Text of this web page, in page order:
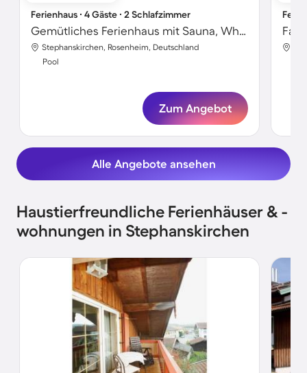
Ferienhaus ∙ 4 Gäste ∙ 2 Schlafzimmer
Gemütliches Ferienhaus mit Sauna, Whirlpool und Pool | Bergblick
Stephanskirchen, Rosenheim, Deutschland
Pool
Zum Angebot
Alle Angebote ansehen
Haustierfreundliche Ferienhäuser & -
wohnungen in Stephanskirchen